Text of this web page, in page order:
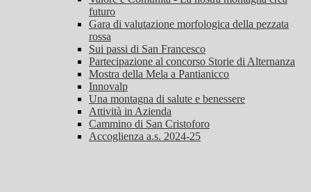
futuro
Gara di valutazione morfologica della pezzata
rossa
Sui passi di San Francesco
Partecipazione al concorso Storie di Alternanza
Mostra della Mela a Pantianicco
Innovalp
Una montagna di salute e benessere
Attività in Azienda
Cammino di San Cristoforo
Accoglienza a.s. 2024-25